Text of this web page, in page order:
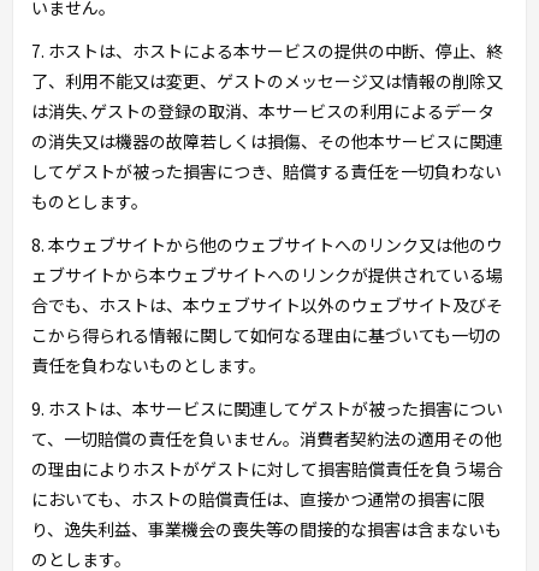
いません。
7. ホストは、ホストによる本サービスの提供の中断、停止、終
了、利用不能又は変更、ゲストのメッセージ又は情報の削除又
は消失､ゲストの登録の取消、本サービスの利用によるデータ
の消失又は機器の故障若しくは損傷、その他本サービスに関連
してゲストが被った損害につき、賠償する責任を一切負わない
ものとします。
8. 本ウェブサイトから他のウェブサイトへのリンク又は他のウ
ェブサイトから本ウェブサイトへのリンクが提供されている場
合でも、ホストは、本ウェブサイト以外のウェブサイト及びそ
こから得られる情報に関して如何なる理由に基づいても一切の
責任を負わないものとします。
9. ホストは、本サービスに関連してゲストが被った損害につい
て、一切賠償の責任を負いません。消費者契約法の適用その他
の理由によりホストがゲストに対して損害賠償責任を負う場合
においても、ホストの賠償責任は、直接かつ通常の損害に限
り、逸失利益、事業機会の喪失等の間接的な損害は含まないも
のとします。